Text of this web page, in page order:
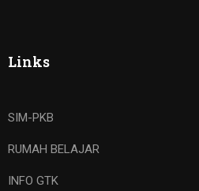
Links
SIM-PKB
RUMAH BELAJAR
INFO GTK